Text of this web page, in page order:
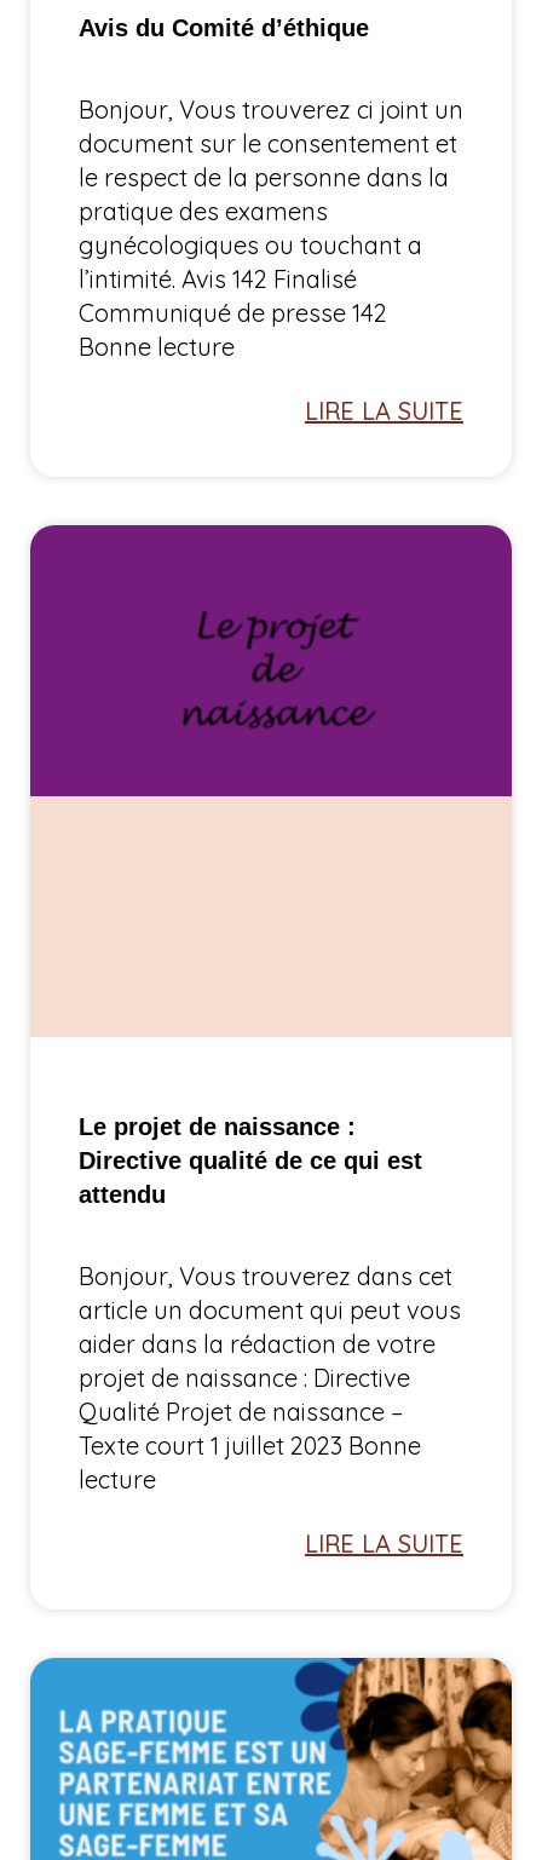
Avis du Comité d’éthique
Bonjour, Vous trouverez ci joint un
document sur le consentement et
le respect de la personne dans la
pratique des examens
gynécologiques ou touchant a
l’intimité. Avis 142 Finalisé
Communiqué de presse 142
Bonne lecture
LIRE LA SUITE
Le projet de naissance :
Directive qualité de ce qui est
attendu
Bonjour, Vous trouverez dans cet
article un document qui peut vous
aider dans la rédaction de votre
projet de naissance : Directive
Qualité Projet de naissance –
Texte court 1 juillet 2023 Bonne
lecture
LIRE LA SUITE